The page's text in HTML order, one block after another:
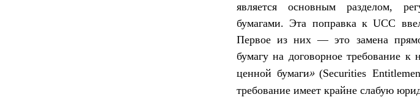
является основным разделом,
бумагами. Эта поправка к UCC
Первое из них — это замена
бумагу на договорное требование к
ценной бумаги»(Securities
требование имеет крайне слабую